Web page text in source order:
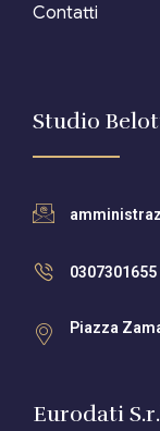
Contatti
Studio
0307301655
Piazza
Eurodati